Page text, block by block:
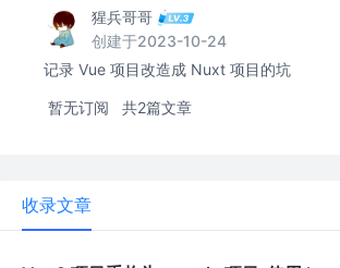
猩兵哥哥
创建于2023-10-24
记录 Vue 项目改造成 Nuxt 项目的坑
暂无订阅 共2篇文章
收录文章